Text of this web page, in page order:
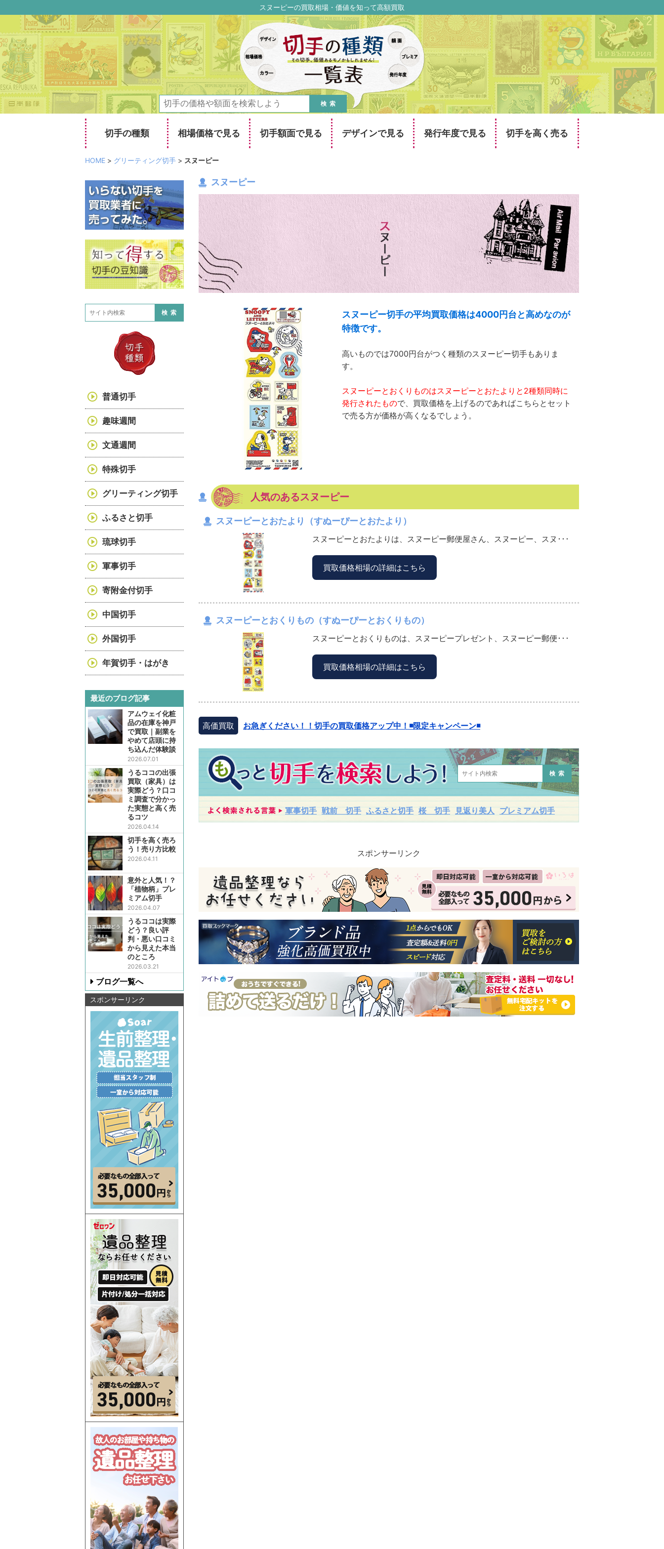
スヌーピーの買取相場・価値を知って高額買取
検索
切手の種類 相場価格で見る 切手額面で見る デザインで見る 発行年度で見る 切手を高く売る
HOME > グリーティング切手 > スヌーピー
スヌーピー
スヌーピー切手の平均買取価格は4000円台と高めなのが
特徴です。
高いものでは7000円台がつく種類のスヌーピー切手もありま
す。
スヌーピーとおくりものはスヌーピーとおたよりと2種類同時に
発行されたもので、買取価格を上げるのであればこちらとセット
で売る方が価格が高くなるでしょう。
人気のあるスヌーピー
スヌーピーとおたより（すぬーぴーとおたより）
スヌーピーとおたよりは、スヌーピー郵便屋さん、スヌーピー、スヌ･･･
買取価格相場の詳細はこちら
スヌーピーとおくりもの（すぬーぴーとおくりもの）
スヌーピーとおくりものは、スヌーピープレゼント、スヌーピー郵便･･･
買取価格相場の詳細はこちら
高価買取 お急ぎください！！切手の買取価格アップ中！◾️限定キャンペーン◾️
検索
軍事切手 戦前 切手 ふるさと切手 桜 切手 見返り美人 プレミアム切手
スポンサーリンク
検索
普通切手
趣味週間
文通週間
特殊切手
グリーティング切手
ふるさと切手
琉球切手
軍事切手
寄附金付切手
中国切手
外国切手
年賀切手・はがき
最近のブログ記事
アムウェイ化粧
品の在庫を神戸
で買取｜副業を
やめて店頭に持
ち込んだ体験談
2026.07.01
うるココの出張
買取（家具）は
実際どう？口コ
ミ調査で分かっ
た実態と高く売
るコツ
2026.04.14
切手を高く売ろ
う！売り方比較
2026.04.11
意外と人気！？
「植物柄」プレ
ミアム切手
2026.04.07
うるココは実際
どう？良い評
判・悪い口コミ
から見えた本当
のところ
2026.03.21
ブログ一覧へ
スポンサーリンク